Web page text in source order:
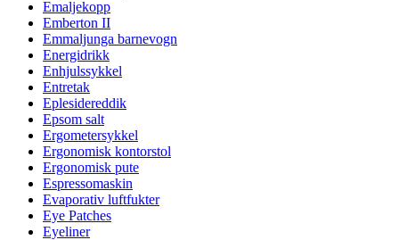
Emaljekopp
Emberton II
Emmaljunga barnevogn
Energidrikk
Enhjulssykkel
Entretak
Eplesidereddik
Epsom salt
Ergometersykkel
Ergonomisk kontorstol
Ergonomisk pute
Espressomaskin
Evaporativ luftfukter
Eye Patches
Eyeliner